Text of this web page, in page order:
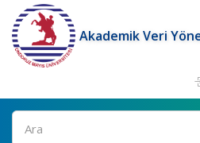
Akademik Veri
Ara